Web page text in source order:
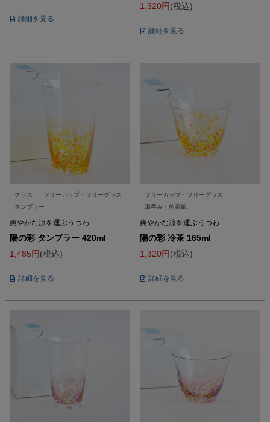
詳細を見る
1,320
税込
詳細を見る
グラス
フリーカップ・フリーグラス
タンブラー
爽やかな涼を運ぶうつわ
陽の彩 タンブラー 420ml
1,485
税込
詳細を見る
フリーカップ・フリーグラス
湯呑み・煎茶碗
爽やかな涼を運ぶうつわ
陽の彩 冷茶 165ml
1,320
税込
詳細を見る